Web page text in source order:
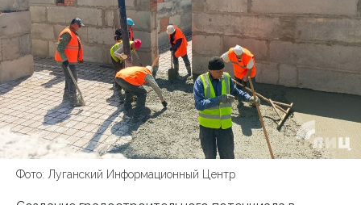
Фото: Луганский Информационный Центр